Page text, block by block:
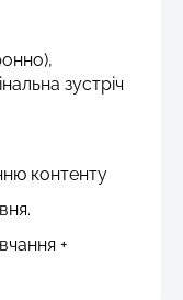
зустріч
контенту
+